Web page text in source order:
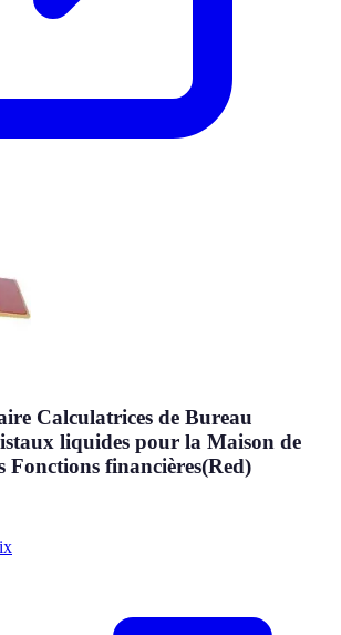
Calculatrices de Bureau
liquides pour la Maison de
Fonctions financières(Red)